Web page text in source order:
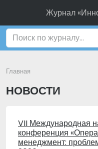
Журнал
Главная
НОВОСТИ
VII Международная
конференция
менеджмент: